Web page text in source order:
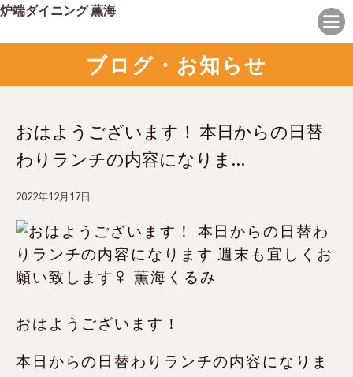
炉端ダイニング 薫海
ブログ・お知らせ
おはようございます！ 本日からの日替
わりランチの内容になりま…
2022年12月17日
おはようございます！
本日からの日替わりランチの内容になりま